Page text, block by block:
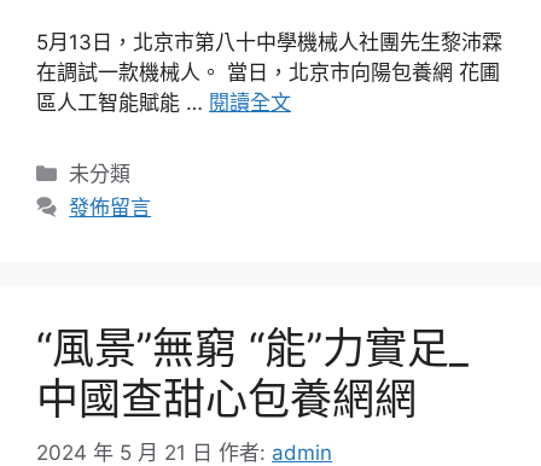
5月13日，北京市第八十中學機械人社團先生黎沛霖
在調試一款機械人。 當日，北京市向陽包養網 花圃
區人工智能賦能 … 閱讀全文
分
類
未分類
發佈留言
“風景”無窮 “能”力實足_
中國查甜心包養網網
2024 年 5 月 21 日 作者: admin